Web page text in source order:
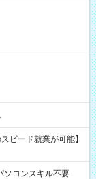
ピード就業が可能】
ソコンスキル不要